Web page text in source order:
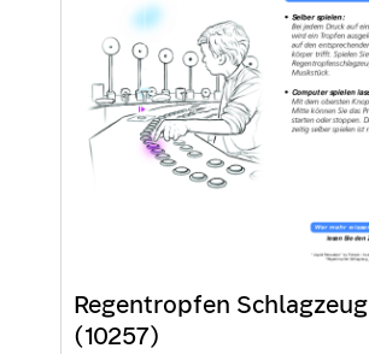
Regentropfen Schlagzeug
(10257)